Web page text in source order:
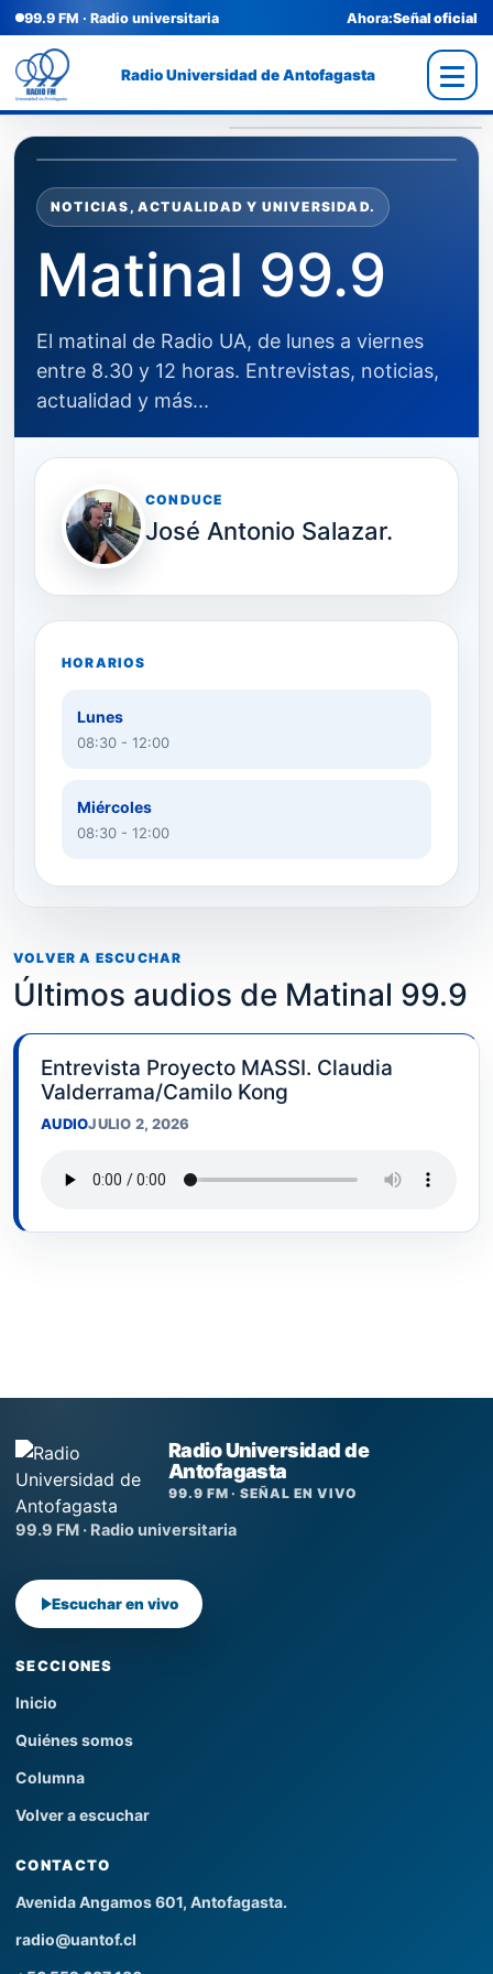
99.9 FM · Radio universitaria Ahora:Señal oficial
Radio Universidad de Antofagasta
NOTICIAS, ACTUALIDAD Y UNIVERSIDAD.
Matinal 99.9
El matinal de Radio UA, de lunes a viernes
entre 8.30 y 12 horas. Entrevistas, noticias,
actualidad y más...
CONDUCE
José Antonio Salazar.
HORARIOS
Lunes
08:30 - 12:00
Miércoles
08:30 - 12:00
VOLVER A ESCUCHAR
Últimos audios de Matinal 99.9
Entrevista Proyecto MASSI. Claudia
Valderrama/Camilo Kong
AUDIOJULIO 2, 2026
Radio Universidad de
Antofagasta
99.9 FM · SEÑAL EN VIVO
99.9 FM · Radio universitaria
Escuchar en vivo
SECCIONES
Inicio
Quiénes somos
Columna
Volver a escuchar
CONTACTO
Avenida Angamos 601, Antofagasta.
radio@uantof.cl